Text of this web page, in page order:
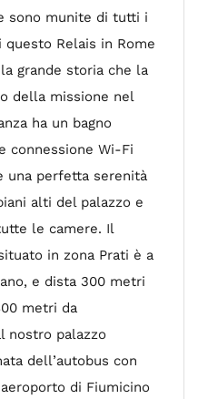
sono munite di tutti i
questo Relais in Rome
grande storia che la
della missione nel
ha un bagno
connessione Wi-Fi
una perfetta serenità
alti del palazzo e
le camere. Il
in zona Prati è a
e dista 300 metri
metri da
nostro palazzo
dell’autobus con
di Fiumicino